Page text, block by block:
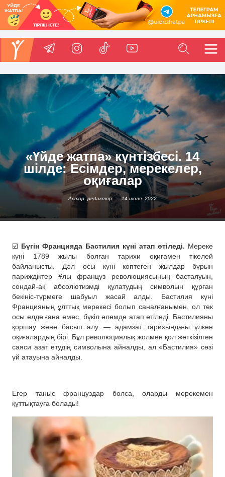
«Үйде жатпа» күнтізбесі. 14
шілде: Есімдер, мерекелер,
оқиғалар
Автор: редактор 14 июля, 2022
☑️ Бүгін Францияда Бастилия күні атап өтіледі. Мереке
күні 1789 жылы болған тарихи оқиғамен тікелей
байланысты. Дәл осы күні көптеген жылдар бұрын
париждіктер Ұлы француз революциясының басталуын,
сондай-ақ абсолютизмді құлатудың символын құрған
бекініс-түрмеге шабуыл жасай алды. Бастилия күні
Францияның ұлттық мерекесі болып саналғанымен, ол тек
осы елде ғана емес, бүкіл әлемде атап өтіледі. Бастилияны
қоршау және басып алу — адамзат тарихындағы үлкен
оқиғалардың бірі. Бұл революциялық жолмен қол жеткізілген
саяси азат етудің символына айналды, ал «Бастилия» сөзі
үй атауына айналды.
Егер таныс француздар болса, оларды мерекемен
құттықтауға болады!